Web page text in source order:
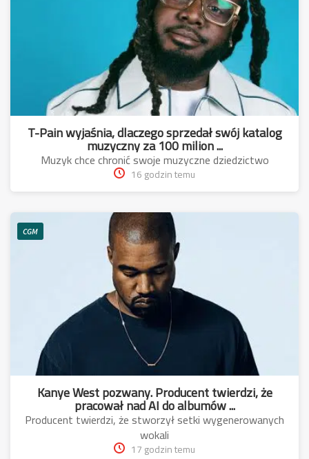
T-Pain wyjaśnia, dlaczego sprzedał swój katalog
muzyczny za 100 milion ...
Muzyk chce chronić swoje muzyczne dziedzictwo
16 godzin temu
CGM
Kanye West pozwany. Producent twierdzi, że
pracował nad AI do albumów ...
Producent twierdzi, że stworzył setki wygenerowanych
wokali
17 godzin temu